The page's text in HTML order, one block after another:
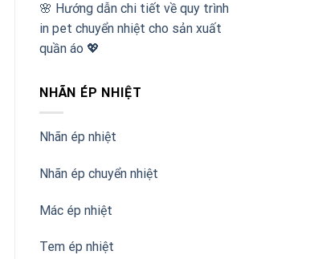
🌸 Hướng dẫn chi tiết về quy trình
in pet chuyển nhiệt cho sản xuất
quần áo 💖
NHÃN ÉP NHIỆT
Nhãn ép nhiệt
Nhãn ép chuyển nhiệt
Mác ép nhiệt
Tem ép nhiệt